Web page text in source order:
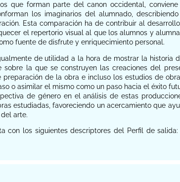
que forman parte del canon occidental,
los imaginarios del alumnado,
Esta comparación ha de contribuir al
el repertorio visual al que los alumnos y
fuente de disfrute y enriquecimiento personal.
de utilidad a la hora de mostrar la historia
la que se construyen las creaciones del
de la obra e incluso los estudios de
o asimilar el mismo como un paso hacia el éxito
de género en el análisis de estas
estudiadas, favoreciendo un acercamiento que
arte.
los siguientes descriptores del Perfil de salida: